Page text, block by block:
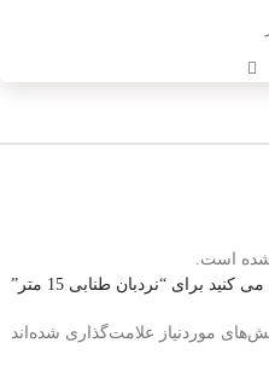
است.
برای “نردبان طنابی 15 متر”
موردنیاز علامت‌گذاری شده‌اند